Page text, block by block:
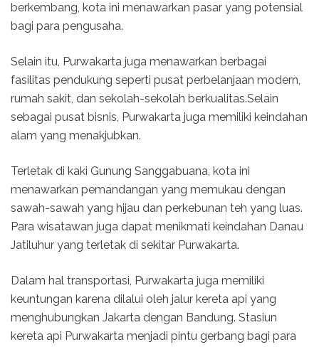
berkembang, kota ini menawarkan pasar yang potensial
bagi para pengusaha.
Selain itu, Purwakarta juga menawarkan berbagai
fasilitas pendukung seperti pusat perbelanjaan modern,
rumah sakit, dan sekolah-sekolah berkualitas.Selain
sebagai pusat bisnis, Purwakarta juga memiliki keindahan
alam yang menakjubkan.
Terletak di kaki Gunung Sanggabuana, kota ini
menawarkan pemandangan yang memukau dengan
sawah-sawah yang hijau dan perkebunan teh yang luas.
Para wisatawan juga dapat menikmati keindahan Danau
Jatiluhur yang terletak di sekitar Purwakarta.
Dalam hal transportasi, Purwakarta juga memiliki
keuntungan karena dilalui oleh jalur kereta api yang
menghubungkan Jakarta dengan Bandung. Stasiun
kereta api Purwakarta menjadi pintu gerbang bagi para